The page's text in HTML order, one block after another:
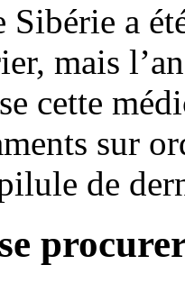
Sibérie a
mais
cette
sur
de